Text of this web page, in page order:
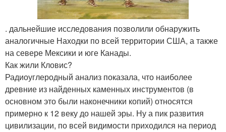
. дальнейшие исследования позволили обнаружить
аналогичные Находки по всей территории США, а также
на севере Мексики и юге Канады.
Как жили Кловис?
Радиоуглеродный анализ показала, что наиболее
древние из найденных каменных инструментов (в
основном это были наконечники копий) относятся
примерно к 12 веку до нашей эры. Ну а пик развития
цивилизации, по всей видимости приходился на период